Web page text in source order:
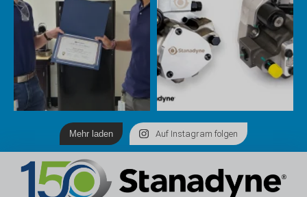
Mehr laden Auf Instagram folgen